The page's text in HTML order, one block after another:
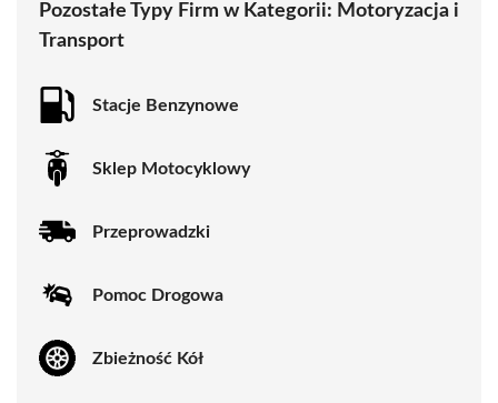
Pozostałe Typy Firm w Kategorii: Motoryzacja i
Transport
Stacje Benzynowe
Sklep Motocyklowy
Przeprowadzki
Pomoc Drogowa
Zbieżność Kół